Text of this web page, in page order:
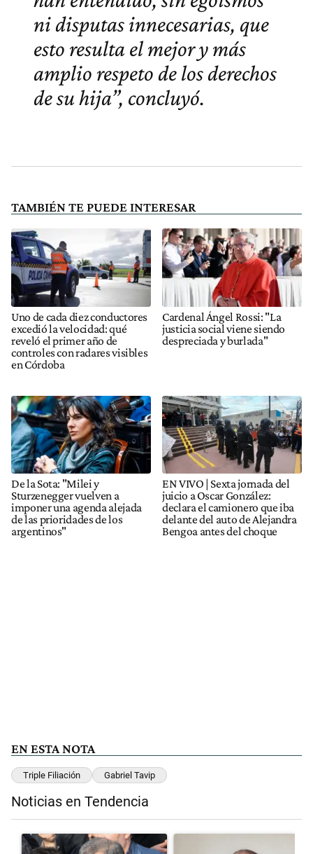
ni disputas innecesarias, que
esto resulta el mejor y más
amplio respeto de los derechos
de su hija”, concluyó.
TAMBIÉN TE PUEDE INTERESAR
Uno de cada diez conductores
excedió la velocidad: qué
reveló el primer año de
controles con radares visibles
en Córdoba
Cardenal Ángel Rossi: "La
justicia social viene siendo
despreciada y burlada"
De la Sota: "Milei y
Sturzenegger vuelven a
imponer una agenda alejada
de las prioridades de los
argentinos"
EN VIVO | Sexta jornada del
juicio a Oscar González:
declara el camionero que iba
delante del auto de Alejandra
Bengoa antes del choque
EN ESTA NOTA
Triple Filiación Gabriel Tavip
Noticias en Tendencia
Un artículo de tendencia con el título "Irán nombró al ideólogo del
Un artículo de tendencia con el